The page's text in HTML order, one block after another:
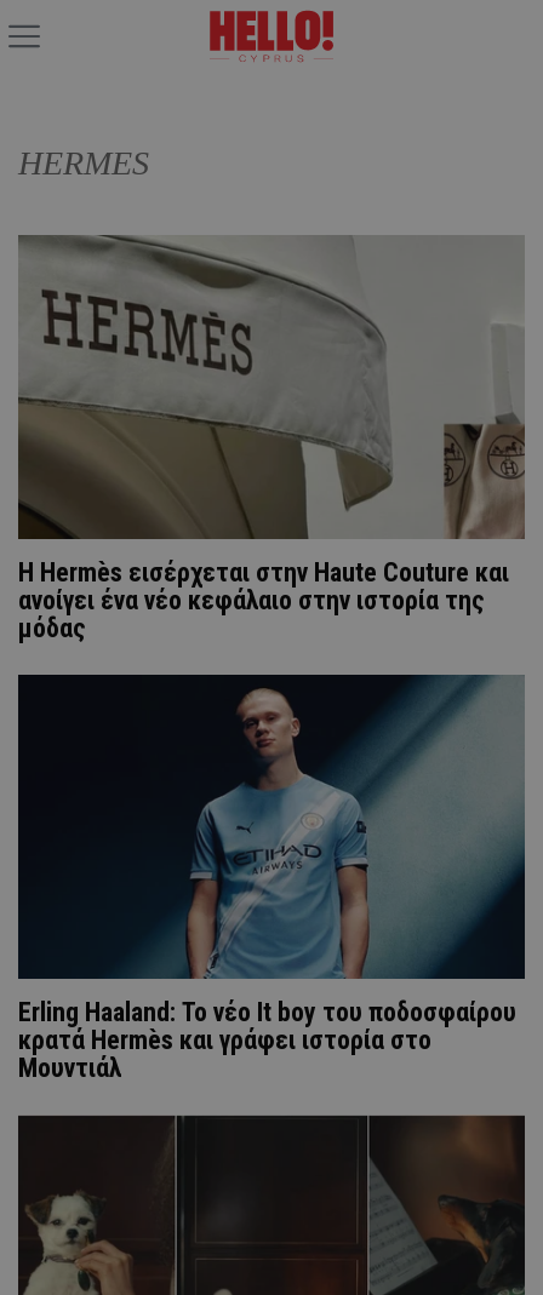
HERMES
Η Hermès εισέρχεται στην Haute Couture και
ανοίγει ένα νέο κεφάλαιο στην ιστορία της
μόδας
Erling Haaland: Το νέο Ιt boy του ποδοσφαίρου
κρατά Hermès και γράφει ιστορία στο
Μουντιάλ